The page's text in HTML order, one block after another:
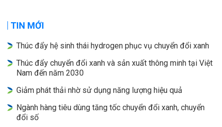
TIN MỚI
Thúc đẩy hệ sinh thái hydrogen phục vụ chuyển đổi xanh
Thúc đẩy chuyển đổi xanh và sản xuất thông minh tại Việt
Nam đến năm 2030
Giảm phát thải nhờ sử dụng năng lượng hiệu quả
Ngành hàng tiêu dùng tăng tốc chuyển đổi xanh, chuyển
đổi số